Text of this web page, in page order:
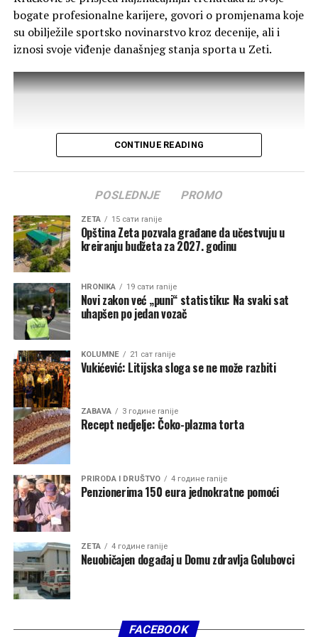
privilegije, već osnovno ljudsko i zakonsko pravo na
liječenje u našoj opštini“, poručile su.
Od menadžmenta Doma zdravlja zahtijevaju redovno
ordiniranje ginekologa u ZO Golubovci, uz određivanje
tačnih dana i smjena tokom sedmice, kao i
i pisani odgovor o preduzetim koracima u zakonskom
Grupa žena Zete najavila je i dalje aktivnosti ukoliko
„Ukoliko se rješavanju ovog problema ne pristupi hitno,
Grupa žena Zete će iskoristiti sva demokratska i
zakonska prava, uključujući institucionalne proteste i
direktno pokretanje peticije prema Ministarstvu
zdravlja. Očekujemo Vaš brz i konkretan odgovor“,
zaključuje se u obraćanju datiranom 8. juna 2026. godine.
bogate profesionalne karijere, govori o promjenama koje
su obilježile sportsko novinarstvo kroz decenije, ali i
iznosi svoje viđenje današnjeg stanja sporta u Zeti.
Poseban dio razgovora posvećen je FK Zeta, Zetskim
sportskim igrama i knjizi „Fudbal u Zeti“, u kojoj je
sabrao gotovo cijeli vijek fudbalske tradicije ovog kraja.
CONTINUE READING
POSLEDNJE PROMO
ZETA 15 сати ranije
Opština Zeta pozvala građane da učestvuju u
kreiranju budžeta za 2027. godinu
HRONIKA 19 сати ranije
Novi zakon već „puni“ statistiku: Na svaki sat
uhapšen po jedan vozač
KOLUMNE 21 сат ranije
Vukićević: Litijska sloga se ne može razbiti
ZABAVA 3 године ranije
Recept nedjelje: Čoko-plazma torta
PRIRODA I DRUŠTVO 4 године ranije
Penzionerima 150 eura jednokratne pomoći
ZETA 4 године ranije
Neuobičajen događaj u Domu zdravlja Golubovci
FACEBOOK